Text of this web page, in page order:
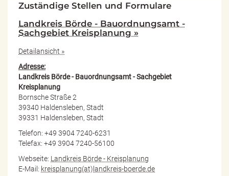
Zuständige Stellen und Formulare
Landkreis Börde - Bauordnungsamt -
Sachgebiet Kreisplanung »
Detailansicht »
Adresse:
Landkreis Börde - Bauordnungsamt - Sachgebiet
Kreisplanung
Bornsche Straße 2
39340 Haldensleben, Stadt
39331 Haldensleben, Stadt
Telefon: +49 3904 7240-6231
Telefax: +49 3904 7240-56100
Webseite: Landkreis Börde - Kreisplanung
E-Mail: kreisplanung(at)landkreis-boerde.de